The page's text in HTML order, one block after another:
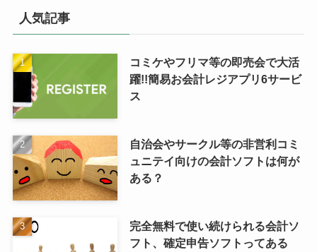
人気記事
コミケやフリマ等の即売会で大活
躍!!簡易お会計レジアプリ6サービ
ス
自治会やサークル等の非営利コミ
ュニテイ向けの会計ソフトは何が
ある？
完全無料で使い続けられる会計ソ
フト、確定申告ソフトってある